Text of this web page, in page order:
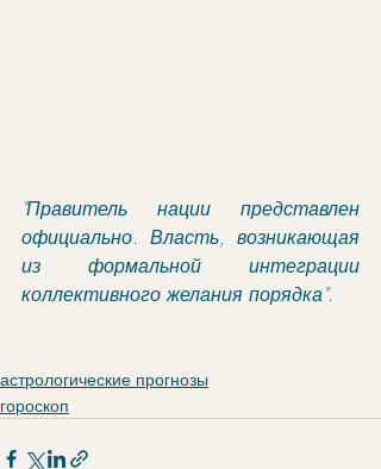
"Правитель нации представлен
официально. Власть, возникающая
из формальной интеграции
коллективного желания порядка".
астрологические прогнозы
гороскоп